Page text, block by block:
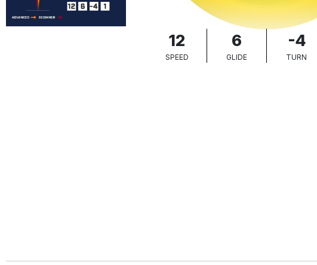
12
SPEED
6
GLIDE
-4
TURN